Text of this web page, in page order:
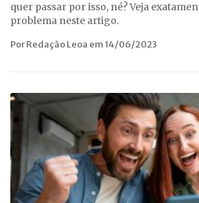
quer passar por isso, né? Veja
problema neste artigo.
Por Redação Leoa em 14/06/2023